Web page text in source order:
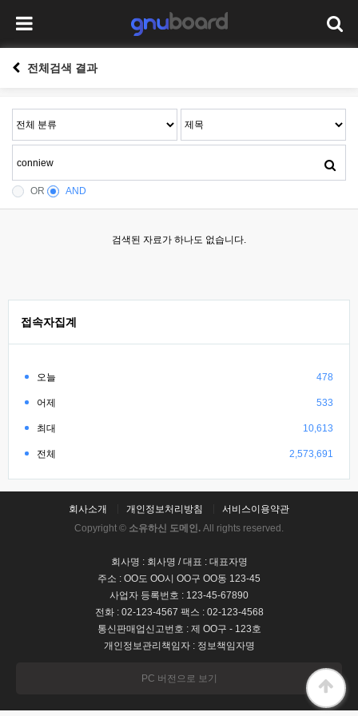
전체검색 결과
OR AND
검색된 자료가 하나도 없습니다.
접속자집계
오늘 478
어제 533
최대 10,613
전체 2,573,691
회사소개 개인정보처리방침
서비스이용약관
Copyright © 소유하신 도메인. All rights reserved.
회사명 : 회사명 / 대표 : 대표자명
주소 : OO도 OO시 OO구 OO동 123-45
사업자 등록번호 : 123-45-67890
전화 : 02-123-4567 팩스 : 02-123-4568
통신판매업신고번호 : 제 OO구 - 123호
개인정보관리책임자 : 정보책임자명
PC 버전으로 보기